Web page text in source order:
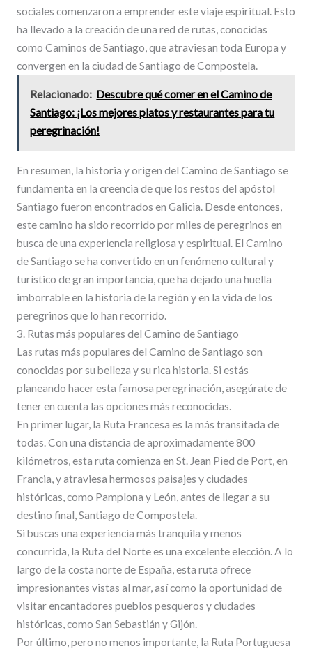
sociales comenzaron a emprender este viaje espiritual. Esto
ha llevado a la creación de una red de rutas, conocidas
como Caminos de Santiago, que atraviesan toda Europa y
convergen en la ciudad de Santiago de Compostela.
Relacionado: Descubre qué comer en el Camino de
Santiago: ¡Los mejores platos y restaurantes para tu
peregrinación!
En resumen, la historia y origen del Camino de Santiago se
fundamenta en la creencia de que los restos del apóstol
Santiago fueron encontrados en Galicia. Desde entonces,
este camino ha sido recorrido por miles de peregrinos en
busca de una experiencia religiosa y espiritual. El Camino
de Santiago se ha convertido en un fenómeno cultural y
turístico de gran importancia, que ha dejado una huella
imborrable en la historia de la región y en la vida de los
peregrinos que lo han recorrido.
3. Rutas más populares del Camino de Santiago
Las rutas más populares del Camino de Santiago son
conocidas por su belleza y su rica historia. Si estás
planeando hacer esta famosa peregrinación, asegúrate de
tener en cuenta las opciones más reconocidas.
En primer lugar, la Ruta Francesa es la más transitada de
todas. Con una distancia de aproximadamente 800
kilómetros, esta ruta comienza en St. Jean Pied de Port, en
Francia, y atraviesa hermosos paisajes y ciudades
históricas, como Pamplona y León, antes de llegar a su
destino final, Santiago de Compostela.
Si buscas una experiencia más tranquila y menos
concurrida, la Ruta del Norte es una excelente elección. A lo
largo de la costa norte de España, esta ruta ofrece
impresionantes vistas al mar, así como la oportunidad de
visitar encantadores pueblos pesqueros y ciudades
históricas, como San Sebastián y Gijón.
Por último, pero no menos importante, la Ruta Portuguesa